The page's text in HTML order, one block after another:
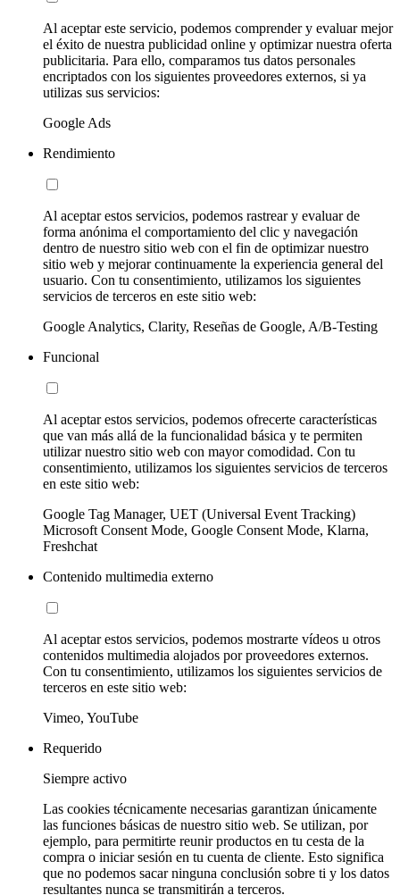
Al aceptar este servicio, podemos comprender y evaluar mejor
el éxito de nuestra publicidad online y optimizar nuestra oferta
publicitaria. Para ello, comparamos tus datos personales
encriptados con los siguientes proveedores externos, si ya
utilizas sus servicios:
Google Ads
Rendimiento
Al aceptar estos servicios, podemos rastrear y evaluar de
forma anónima el comportamiento del clic y navegación
dentro de nuestro sitio web con el fin de optimizar nuestro
sitio web y mejorar continuamente la experiencia general del
usuario. Con tu consentimiento, utilizamos los siguientes
servicios de terceros en este sitio web:
Google Analytics, Clarity, Reseñas de Google, A/B-Testing
Funcional
Al aceptar estos servicios, podemos ofrecerte características
que van más allá de la funcionalidad básica y te permiten
utilizar nuestro sitio web con mayor comodidad. Con tu
consentimiento, utilizamos los siguientes servicios de terceros
en este sitio web:
Google Tag Manager, UET (Universal Event Tracking)
Microsoft Consent Mode, Google Consent Mode, Klarna,
Freshchat
Contenido multimedia externo
Al aceptar estos servicios, podemos mostrarte vídeos u otros
contenidos multimedia alojados por proveedores externos.
Con tu consentimiento, utilizamos los siguientes servicios de
terceros en este sitio web:
Vimeo, YouTube
Requerido
Siempre activo
Las cookies técnicamente necesarias garantizan únicamente
las funciones básicas de nuestro sitio web. Se utilizan, por
ejemplo, para permitirte reunir productos en tu cesta de la
compra o iniciar sesión en tu cuenta de cliente. Esto significa
que no podemos sacar ninguna conclusión sobre ti y los datos
resultantes nunca se transmitirán a terceros.